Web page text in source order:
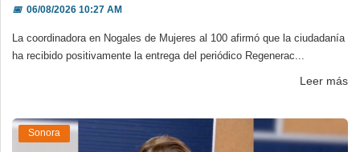
📅06/08/2026 10:27 AM
La coordinadora en Nogales de Mujeres al 100 afirmó que la ciudadanía
ha recibido positivamente la entrega del periódico Regenerac...
Leer más
Sonora